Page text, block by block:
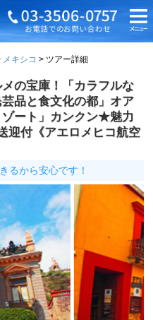
メキシコ ツアー詳細
の宝庫！「カラフルな
品と食文化の都」オア
ート」カンクン★魅力
迎付《アエロメヒコ航空
るから安心です！